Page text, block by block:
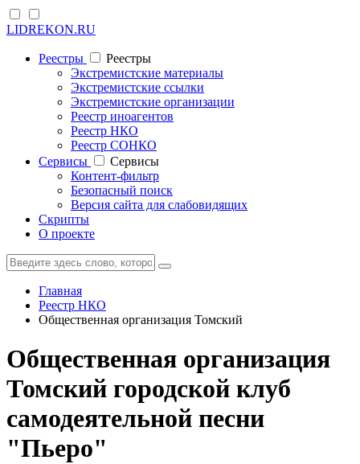
LIDREKON.RU
Реестры
Реестры
Экстремистские материалы
Экстремистские ссылки
Экстремистские организации
Реестр иноагентов
Реестр НКО
Реестр СОНКО
Cервисы
Cервисы
Контент-фильтр
Безопасный поиск
Версия сайта для слабовидящих
Скрипты
О проекте
Главная
Реестр НКО
Общественная организация Томский
Общественная организация
Томский городской клуб
самодеятельной песни
"Пьеро"